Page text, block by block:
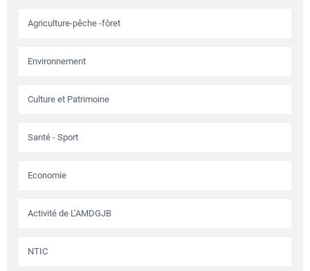
Agriculture-pêche -fôret
Environnement
Culture et Patrimoine
Santé - Sport
Economie
Activité de L’AMDGJB
NTIC